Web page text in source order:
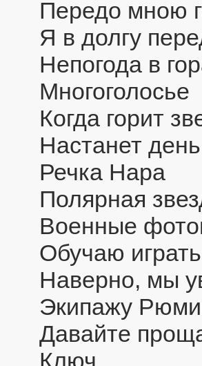
Передо мною
Я в долгу
Непогода в
Многоголосье
Когда горит
Настанет день
Речка Нара
Полярная
Военные
Обучаю
Наверно, мы
Экипажу
Давайте
Ключ